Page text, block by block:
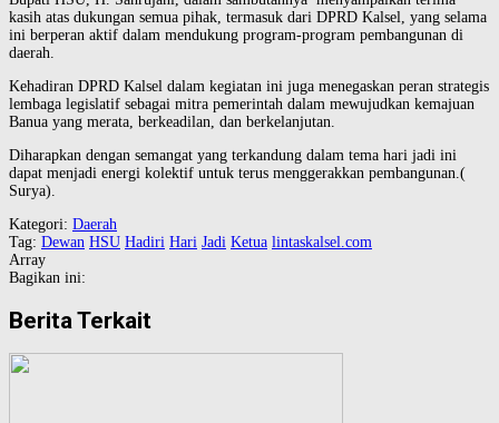
kasih atas dukungan semua pihak, termasuk dari DPRD Kalsel, yang selama
ini berperan aktif dalam mendukung program-program pembangunan di
daerah.
Kehadiran DPRD Kalsel dalam kegiatan ini juga menegaskan peran strategis
lembaga legislatif sebagai mitra pemerintah dalam mewujudkan kemajuan
Banua yang merata, berkeadilan, dan berkelanjutan.
Diharapkan dengan semangat yang terkandung dalam tema hari jadi ini
dapat menjadi energi kolektif untuk terus menggerakkan pembangunan.(
Surya).
Kategori: Daerah
Tag: Dewan HSU Hadiri Hari Jadi Ketua lintaskalsel.com
Array
Bagikan ini:
Berita Terkait